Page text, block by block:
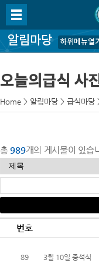
알림마당 하위메뉴열기
오늘의급식 사
Home > 알림마당 > 급식마당
총989개의 게시물이 있습
번호
89 3월 10일 중석식